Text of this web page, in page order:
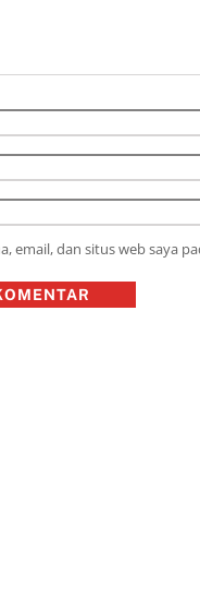
email, dan situs web saya